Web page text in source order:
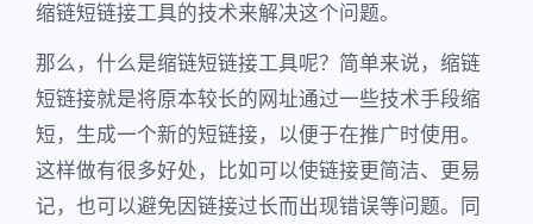
缩链短链接工具的技术来解决这个问题。
那么，什么是缩链短链接工具呢？简单来说，缩链
短链接就是将原本较长的网址通过一些技术手段缩
短，生成一个新的短链接，以便于在推广时使用。
这样做有很多好处，比如可以使链接更简洁、更易
记，也可以避免因链接过长而出现错误等问题。同